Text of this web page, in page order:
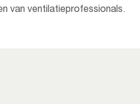
van ventilatieprofessionals.